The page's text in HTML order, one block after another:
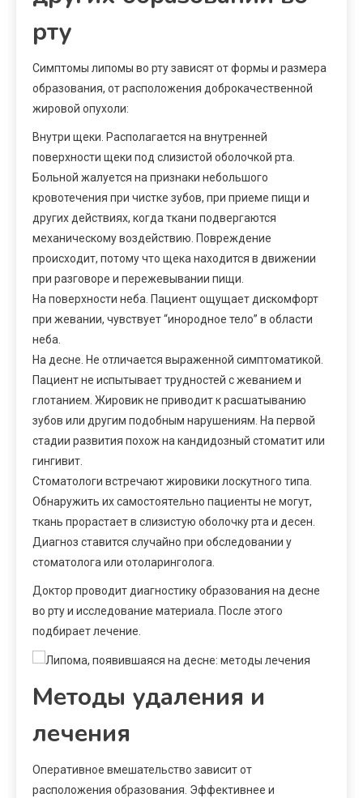
рту
Симптомы липомы во рту зависят от формы и размера
образования, от расположения доброкачественной
жировой опухоли:
Внутри щеки. Располагается на внутренней
поверхности щеки под слизистой оболочкой рта.
Больной жалуется на признаки небольшого
кровотечения при чистке зубов, при приеме пищи и
других действиях, когда ткани подвергаются
механическому воздействию. Повреждение
происходит, потому что щека находится в движении
при разговоре и пережевывании пищи.
На поверхности неба. Пациент ощущает дискомфорт
при жевании, чувствует “инородное тело” в области
неба.
На десне. Не отличается выраженной симптоматикой.
Пациент не испытывает трудностей с жеванием и
глотанием. Жировик не приводит к расшатыванию
зубов или другим подобным нарушениям. На первой
стадии развития похож на кандидозный стоматит или
гингивит.
Стоматологи встречают жировики лоскутного типа.
Обнаружить их самостоятельно пациенты не могут,
ткань прорастает в слизистую оболочку рта и десен.
Диагноз ставится случайно при обследовании у
стоматолога или отоларинголога.
Доктор проводит диагностику образования на десне
во рту и исследование материала. После этого
подбирает лечение.
Методы удаления и
лечения
Оперативное вмешательство зависит от
расположения образования. Эффективнее и